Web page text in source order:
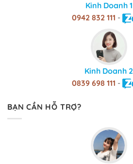
Kinh Doanh 1
0942 832 111 -
Kinh Doanh 2
0839 698 111 -
BẠN CẦN HỖ TRỢ?